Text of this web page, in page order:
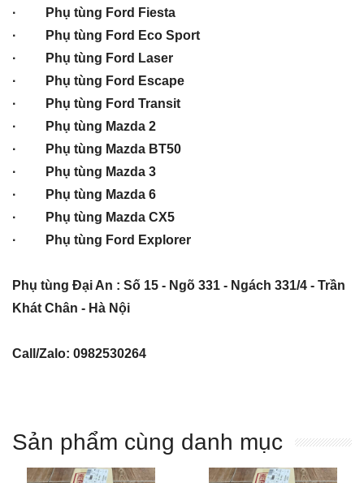
· Phụ tùng Ford Fiesta
· Phụ tùng Ford Eco Sport
· Phụ tùng Ford Laser
· Phụ tùng Ford Escape
· Phụ tùng Ford Transit
· Phụ tùng Mazda 2
· Phụ tùng Mazda BT50
· Phụ tùng Mazda 3
· Phụ tùng Mazda 6
· Phụ tùng Mazda CX5
· Phụ tùng Ford Explorer
Phụ tùng Đại An : Số 15 - Ngõ 331 - Ngách 331/4 - Trần
Khát Chân - Hà Nội
Call/Zalo: 0982530264
Sản phẩm cùng danh mục